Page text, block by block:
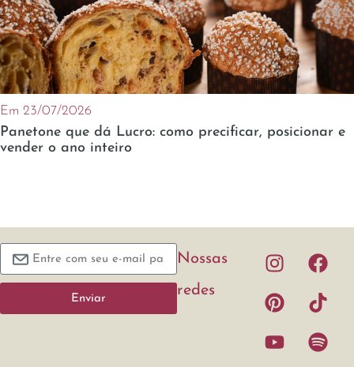
Em 23/07/2026
Panetone que dá Lucro: como precificar, posicionar e
vender o ano inteiro
Enviar
Nossas
redes